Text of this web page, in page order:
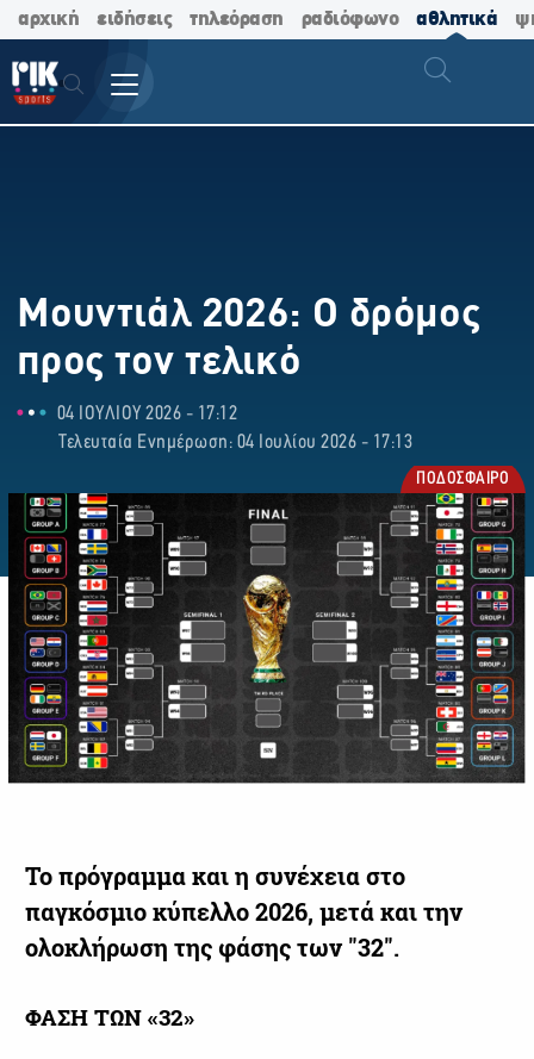
αρχική ειδήσεις τηλεόραση ραδιόφωνο αθλητικά
Μουντιάλ 2026: Ο δρόμος
προς τον τελικό
04 ΙΟΥΛΙΟΥ 2026 - 17:12
Τελευταία Ενημέρωση: 04 Ιουλίου 2026 - 17:13
ΠΟΔΟΣΦΑΙΡΟ
Το πρόγραμμα και η συνέχεια στο
παγκόσμιο κύπελλο 2026, μετά και την
ολοκλήρωση της φάσης των "32".
ΦΑΣΗ ΤΩΝ «32»